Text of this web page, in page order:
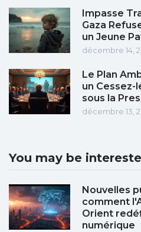
Impasse
Gaza
un Jeune
décembre 14,
Le Plan
un Cessez-
sous la
décembre 13,
You may be
Nouvelles
comment
Orient
numérique